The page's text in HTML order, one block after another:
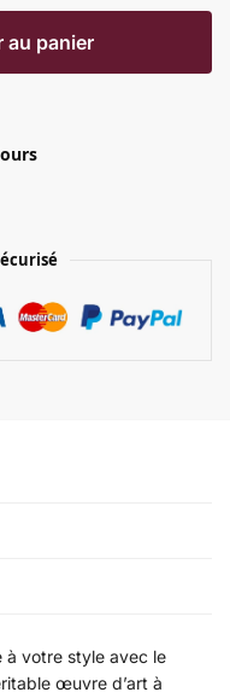
au panier
à votre style avec le
œuvre d’art à